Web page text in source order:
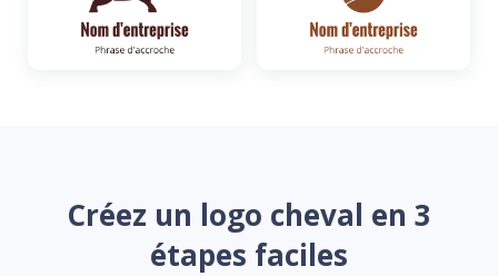
Créez un logo cheval en 3
étapes faciles